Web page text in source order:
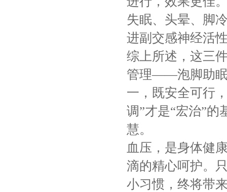
失眠、头晕、脚
进副交感神经活
综上所述，这三
管理——泡脚助眠
一，既安全可行
调”才是“宏治”的
慧。
血压，是身体健
滴的精心呵护。
小习惯，终将带